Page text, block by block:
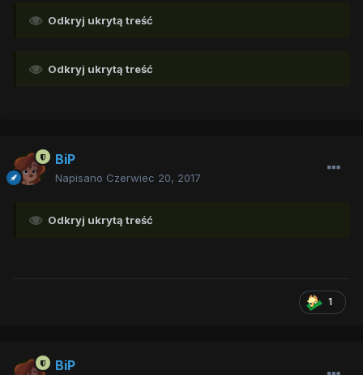
Odkryj ukrytą treść
Odkryj ukrytą treść
BiP
Napisano Czerwiec 20, 2017
Odkryj ukrytą treść
1
BiP